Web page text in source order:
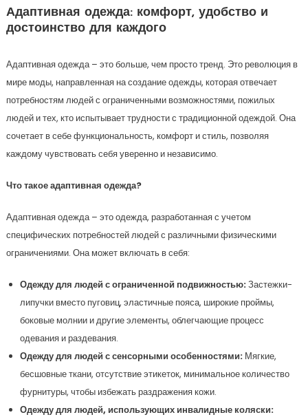
Адаптивная одежда: комфорт, удобство и
достоинство для каждого
Адаптивная одежда – это больше, чем просто тренд. Это революция в
мире моды, направленная на создание одежды, которая отвечает
потребностям людей с ограниченными возможностями, пожилых
людей и тех, кто испытывает трудности с традиционной одеждой. Она
сочетает в себе функциональность, комфорт и стиль, позволяя
каждому чувствовать себя уверенно и независимо.
Что такое адаптивная одежда?
Адаптивная одежда – это одежда, разработанная с учетом
специфических потребностей людей с различными физическими
ограничениями. Она может включать в себя:
Одежду для людей с ограниченной подвижностью:Застежки-
липучки вместо пуговиц, эластичные пояса, широкие проймы,
боковые молнии и другие элементы, облегчающие процесс
одевания и раздевания.
Одежду для людей с сенсорными особенностями:Мягкие,
бесшовные ткани, отсутствие этикеток, минимальное количество
фурнитуры, чтобы избежать раздражения кожи.
Одежду для людей, использующих инвалидные коляски: